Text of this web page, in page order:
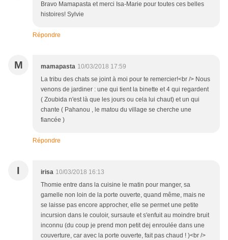
Bravo Mamapasta et merci Isa-Marie pour toutes ces belles
histoires! Sylvie
Répondre
M mamapasta 10/03/2018 17:59
La tribu des chats se joint à moi pour te remercier!<br /> Nous
venons de jardiner : une qui tient la binette et 4 qui regardent
( Zoubida n'est là que les jours ou cela lui chaut) et un qui
chante ( Pahanou , le matou du village se cherche une
fiancée )
Répondre
I irisa 10/03/2018 16:13
Thomie entre dans la cuisine le matin pour manger, sa
gamelle non loin de la porte ouverte, quand même, mais ne
se laisse pas encore approcher, elle se permet une petite
incursion dans le couloir, sursaute et s'enfuit au moindre bruit
inconnu (du coup je prend mon petit dej enroulée dans une
couverture, car avec la porte ouverte, fait pas chaud ! )<br />